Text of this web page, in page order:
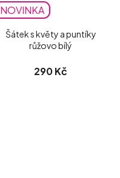
NOVINKA
Šátek s květy a puntíky
růžovo bílý
290 Kč